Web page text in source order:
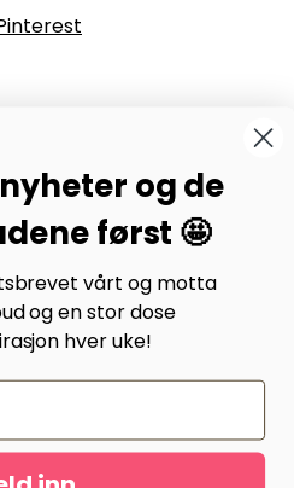
vårt på Facebook og
samt 31.000
erfaringer, bilder og
og de
først 🤩
vårt og motta
og en stor dose
hver uke!